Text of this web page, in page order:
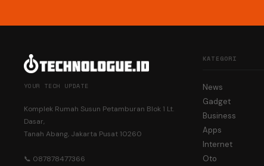
YOUR TECH UPDATE
Komplek Rumah Susun Petamburan Blok 1 Lt.
Dasar,
Tanah Abang, Jakarta Pusat 10260
📞 087878477366
KATEGORI
News
Gadget
Business
Apps
Internet
Oto